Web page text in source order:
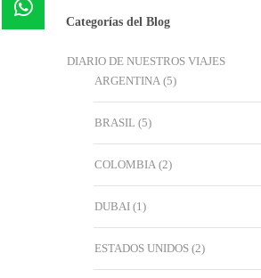
Categorías del Blog
DIARIO DE NUESTROS VIAJES
ARGENTINA (5)
BRASIL (5)
COLOMBIA (2)
DUBAI (1)
ESTADOS UNIDOS (2)